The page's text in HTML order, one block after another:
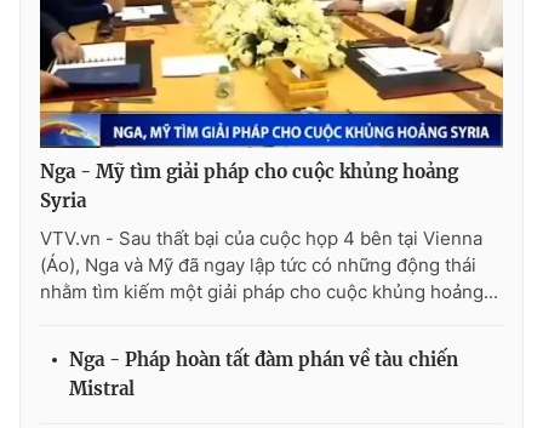
Ðiện thoại Thời báo VTV:024.66 897 897
Email:toasoan@vtv.vn
Liên hệ quảng cáo:024-7300.7108
Nga - Mỹ tìm giải pháp cho cuộc khủng hoảng
Syria
VTV.vn - Sau thất bại của cuộc họp 4 bên tại Vienna
(Áo), Nga và Mỹ đã ngay lập tức có những động thái
nhằm tìm kiếm một giải pháp cho cuộc khủng hoảng...
Nga - Pháp hoàn tất đàm phán về tàu chiến
Mistral